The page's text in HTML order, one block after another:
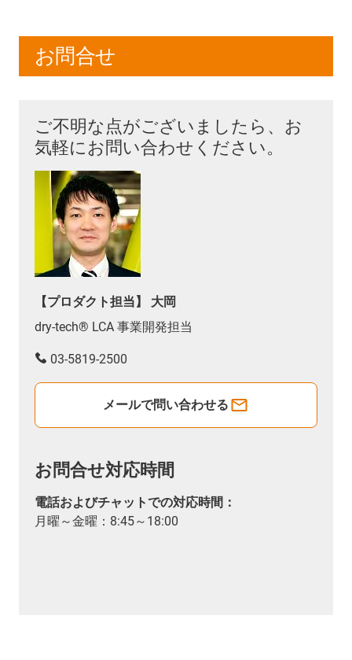
Localisation and Mapping：同時ローカライズ・マッ
ピング）が搭載されており、教育分野でのトレーニン
グ用途がさらに容易になります。
数の新しい検索機能により、より迅速に管理できま
す。また、
変数エクスプローラー
お問合せ
ご不明な点がございましたら、お
気軽にお問い合わせください。
【プロダクト担当】 大岡
dry-tech® LCA 事業開発担当
03-5819-2500
メールで問い合わせる
お問合せ対応時間
電話およびチャットでの対応時間：
月曜～金曜：8:45～18:00